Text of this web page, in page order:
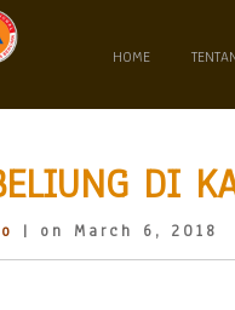
HOME
DI
| on March 6, 2018